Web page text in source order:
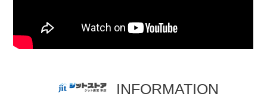
INFORMATION